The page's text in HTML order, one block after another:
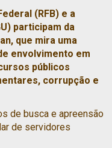
(RFB) e a
participam da
que mira uma
envolvimento em
públicos
corrupção e
de busca e apreensão
de servidores